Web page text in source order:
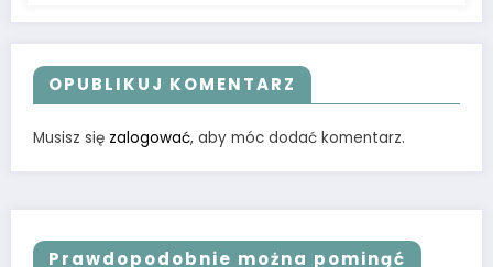
OPUBLIKUJ KOMENTARZ
Musisz się zalogować, aby móc dodać komentarz.
Prawdopodobnie można pominąć